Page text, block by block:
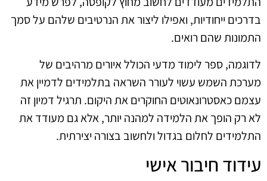
בדרכים ייחודיות, ואפילו ליצור את הנרטיבים שלהם על סמך
התמונות שהם רואים.
לדוגמה, ספר לימוד מדעי הכולל איורים מרהיבים של
מערכת השמש עשוי לעורר השראה בתלמידים לדמיין את
עצמם כאסטרונאוטים החוקרים את היקום. תרגיל דמיון זה
לא רק הופך את הלמידה למהנה יותר, אלא גם מעודד את
התלמידים לחלום בגדול ולחשוב בצורה יצירתית.
עידוד חיבור אישי